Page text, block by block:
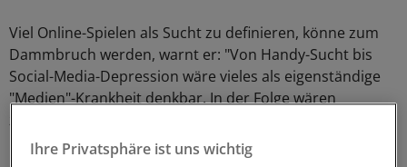
Viel Online-Spielen als Sucht zu definieren, könne zum
Dammbruch werden, warnt er: "Von Handy-Sucht bis
Social-Media-Depression wäre vieles als eigenständige
"Medien"-Krankheit denkbar. In der Folge wären
zahlreiche Kinder, Jugendliche und Erwachsene qua
Definition von heute auf morgen therapiebedürftig."
Ihre Privatsphäre ist uns wichtig